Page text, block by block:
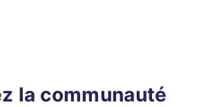
la communauté